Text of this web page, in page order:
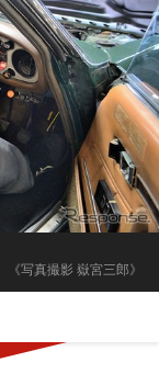
《写真撮影 嶽宮三郎》